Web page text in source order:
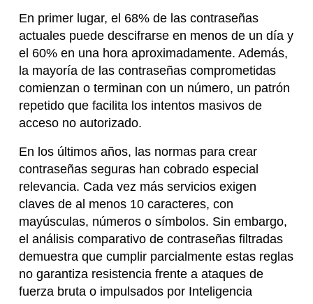
En primer lugar, el 68% de las contraseñas
actuales puede descifrarse en menos de un día y
el 60% en una hora aproximadamente. Además,
la mayoría de las contraseñas comprometidas
comienzan o terminan con un número, un patrón
repetido que facilita los intentos masivos de
acceso no autorizado.
En los últimos años, las normas para crear
contraseñas seguras han cobrado especial
relevancia. Cada vez más servicios exigen
claves de al menos 10 caracteres, con
mayúsculas, números o símbolos. Sin embargo,
el análisis comparativo de contraseñas filtradas
demuestra que cumplir parcialmente estas reglas
no garantiza resistencia frente a ataques de
fuerza bruta o impulsados por Inteligencia